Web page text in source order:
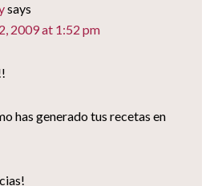
says
2009 at 1:52 pm
has generado tus recetas en